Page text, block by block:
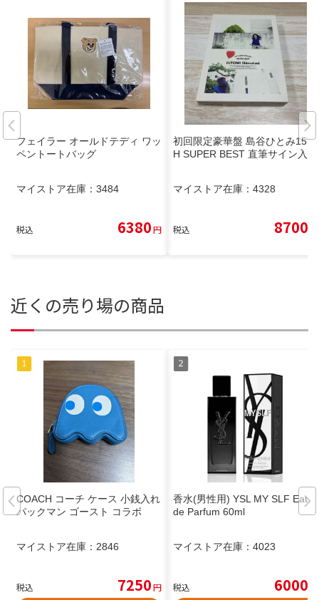
フェイラー オールドテディ ワッ
ペントートバッグ
マイストア在庫： 3484
税込 6380円
初回限定豪華盤 島谷ひとみ15T
H SUPER BEST 直筆サイン入り
マイストア在庫： 4328
税込 8700
近くの売り場の商品
COACH コーチ ケース 小銭入れ
パックマン ゴースト コラボ
マイストア在庫： 2846
税込 7250円
香水(男性用) YSL MY SLF Eau
de Parfum 60ml
マイストア在庫： 4023
税込 6000